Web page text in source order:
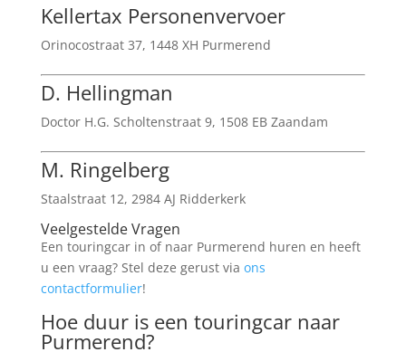
Kellertax Personenvervoer
Orinocostraat 37, 1448 XH Purmerend
D. Hellingman
Doctor H.G. Scholtenstraat 9, 1508 EB Zaandam
M. Ringelberg
Staalstraat 12, 2984 AJ Ridderkerk
Veelgestelde Vragen
Een touringcar in of naar Purmerend huren en heeft
u een vraag? Stel deze gerust via ons
contactformulier!
Hoe duur is een touringcar naar
Purmerend?